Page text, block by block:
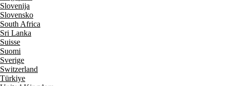
Slovenija
Slovensko
South Africa
Sri Lanka
Suisse
Suomi
Sverige
Switzerland
Türkiye